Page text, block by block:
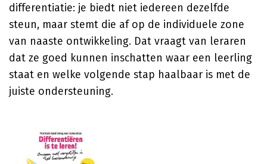
differentiatie: je biedt niet iedereen dezelfde
steun, maar stemt die af op de individuele zone
van naaste ontwikkeling. Dat vraagt van leraren
dat ze goed kunnen inschatten waar een leerling
staat en welke volgende stap haalbaar is met de
juiste ondersteuning.